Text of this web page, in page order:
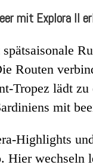
mit Explora II
Routen
Tropez lädt
mit
Highlights
wechseln